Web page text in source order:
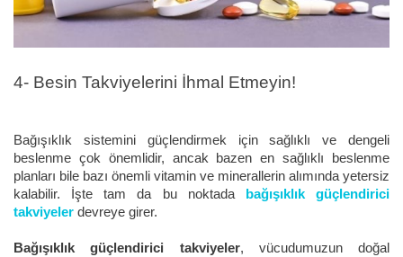
4- Besin Takviyelerini İhmal Etmeyin!
Bağışıklık sistemini güçlendirmek için sağlıklı ve dengeli
beslenme çok önemlidir, ancak bazen en sağlıklı beslenme
planları bile bazı önemli vitamin ve minerallerin alımında yetersiz
kalabilir. İşte tam da bu noktada
bağışıklık güçlendirici
takviyeler devreye girer.
Bağışıklık güçlendirici takviyeler, vücudumuzun doğal